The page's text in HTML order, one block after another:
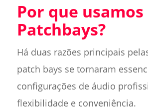
Por que usamos
Patchbays?
Há duas razões principais
patch bays se tornaram
configurações de áudio
flexibilidade e conveniência.